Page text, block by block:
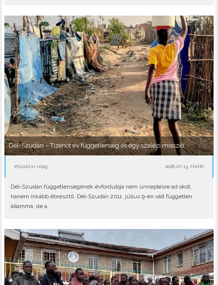
Dél-Szudán – Tizenöt év függetlenség és egy szalézi misszió
#Szalézi világ 2026-07-13, Hétfő
Dél-Szudán függetlenségének évfordulója nem ünneplésre ad okot,
hanem inkább ébresztő. Dél-Szudán 2011. július 9-én vált független
állammá, de a..